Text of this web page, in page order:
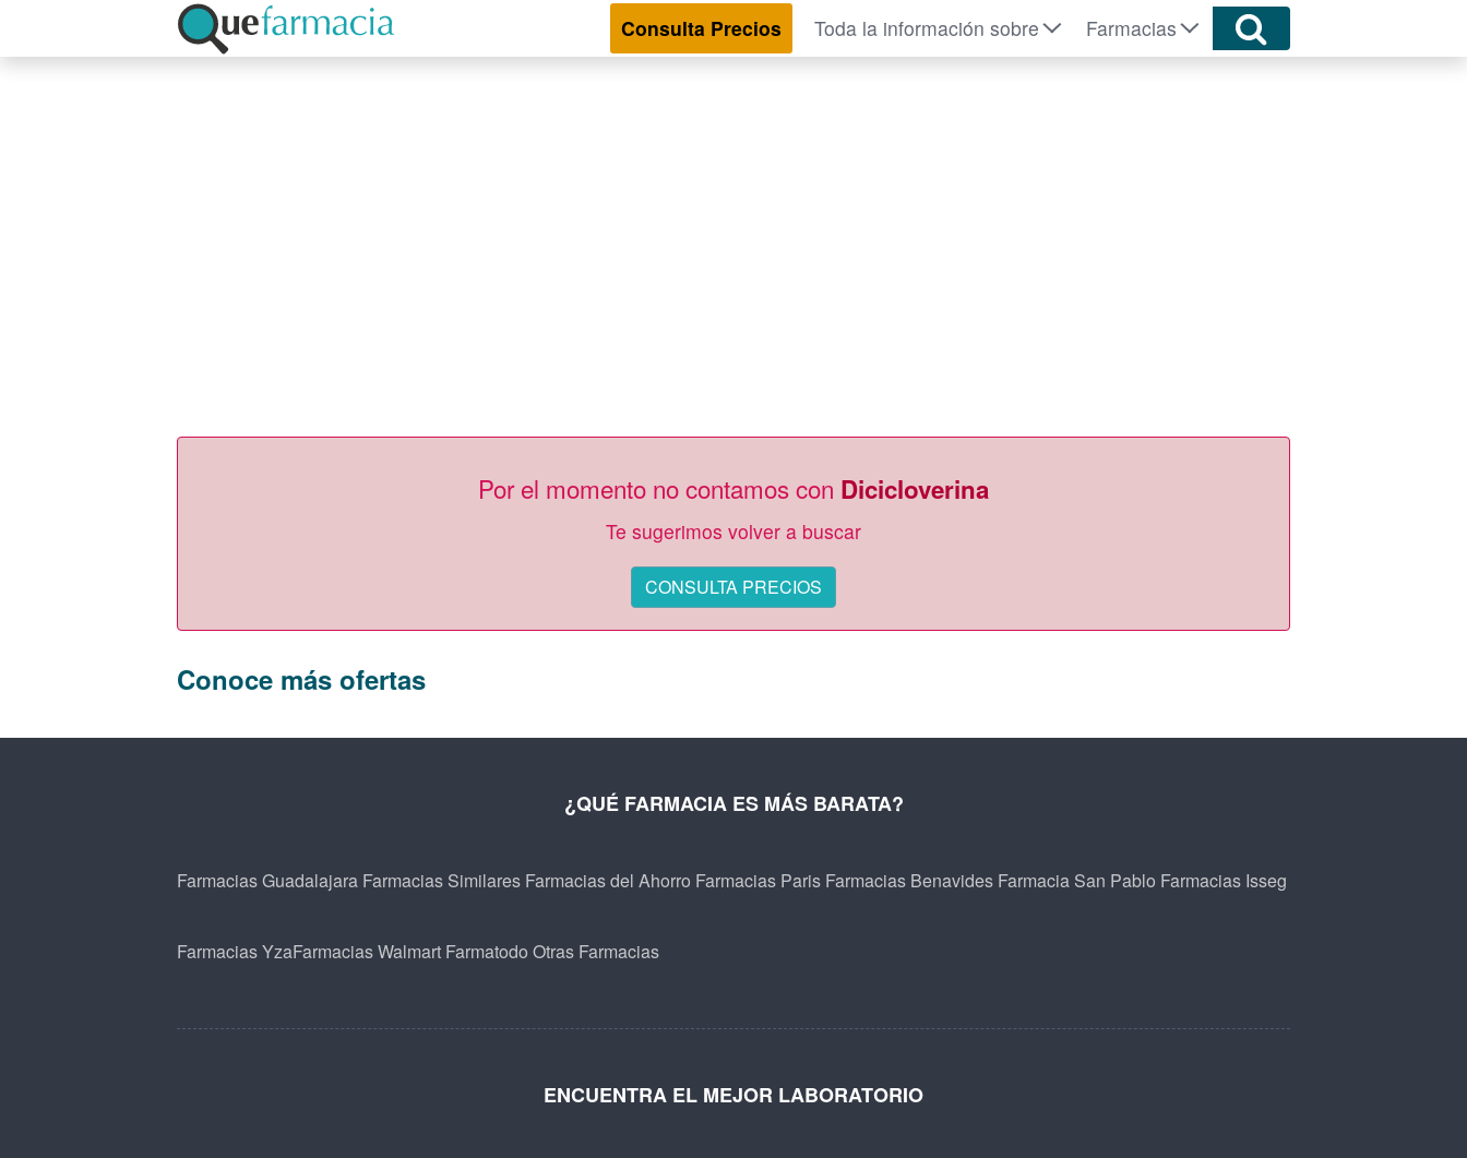
Consulta Precios Toda la información sobre Farmacias
Por el momento no contamos con Dicicloverina
Te sugerimos volver a buscar
CONSULTA PRECIOS
Conoce más ofertas
¿QUÉ FARMACIA ES MÁS BARATA?
Farmacias Guadalajara Farmacias Similares Farmacias del Ahorro Farmacias Paris Farmacias Benavides Farmacia San Pablo Farmacias Isseg
Farmacias YzaFarmacias Walmart Farmatodo Otras Farmacias
ENCUENTRA EL MEJOR LABORATORIO